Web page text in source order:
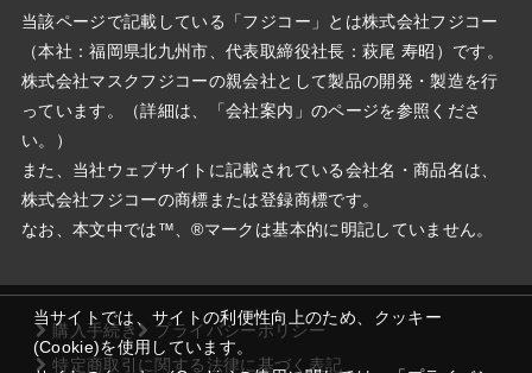
当サイトでは、サイトの利便性向上のため、クッキー
(Cookie)を使用しています。
当該ページで記載している「フジコー」とは株式会社フジコー
（本社：福岡県北九州市、代表取締役社⻑：萩尾 寿昭）です。
株式会社マスクフジコーの親会社として製品の開発・製造を行
っています。（詳細は、「会社案内」のページを参照くださ
い。）
また、当社ウェブサイトに記載されている会社名・商品名は、
株式会社フジコーの商標または登録商標です。
なお、本文中では™、®マークは基本的に明記していません。
購入手続き
プライバシーポリシー
特定商取引に関する法律に基づく表記